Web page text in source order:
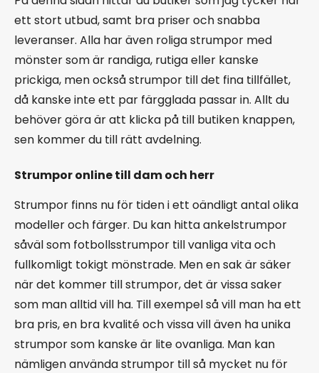
ett stort utbud, samt bra priser och snabba
leveranser. Alla har även roliga strumpor med
mönster som är randiga, rutiga eller kanske
prickiga, men också strumpor till det fina tillfället,
då kanske inte ett par färgglada passar in. Allt du
behöver göra är att klicka på till butiken knappen,
sen kommer du till rätt avdelning.
Strumpor online till dam och herr
Strumpor finns nu för tiden i ett oändligt antal olika
modeller och färger. Du kan hitta ankelstrumpor
såväl som fotbollsstrumpor till vanliga vita och
fullkomligt tokigt mönstrade. Men en sak är säker
när det kommer till strumpor, det är vissa saker
som man alltid vill ha. Till exempel så vill man ha ett
bra pris, en bra kvalité och vissa vill även ha unika
strumpor som kanske är lite ovanliga. Man kan
nämligen använda strumpor till så mycket nu för